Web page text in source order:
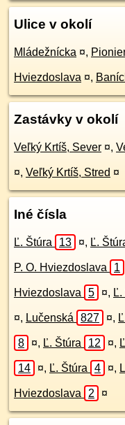
Ulice v okolí
Mládežnícka ¤,
Hviezdoslava ¤,
Zastávky v okolí
Veľký Krtíš, Sever ¤,
¤, Veľký Krtíš, Stred ¤
Iné čísla
Ľ. Štúra 13 ¤, Ľ.
P. O. Hviezdoslava 1
Hviezdoslava 5 ¤,
¤, Lučenská 827 ¤,
8 ¤, Ľ. Štúra 12 ¤,
14 ¤, Ľ. Štúra 4 ¤,
Hviezdoslava 2 ¤